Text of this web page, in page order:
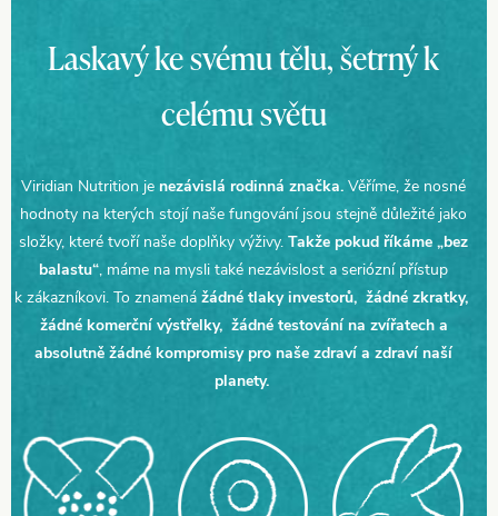
Laskavý ke svému tělu, šetrný k
celému světu
Viridian Nutrition je nezávislá rodinná značka. Věříme, že nosné
hodnoty na kterých stojí naše fungování jsou stejně důležité jako
složky, které tvoří naše doplňky výživy. Takže pokud říkáme „bez
balastu“, máme na mysli také nezávislost a seriózní přístup
k zákazníkovi. To znamená žádné tlaky investorů, žádné zkratky,
žádné komerční výstřelky, žádné testování na zvířatech a
absolutně žádné kompromisy pro naše zdraví a zdraví naší
planety.